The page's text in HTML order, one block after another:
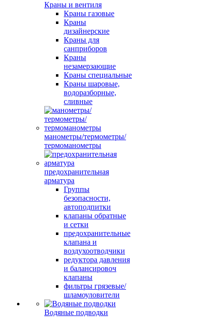
Краны и вентиля
Краны газовые
Краны
дизайнерские
Краны для
санприборов
Краны
незамерзающие
Краны специальные
Краны шаровые,
водоразборные,
сливные
манометры/термометры/
термоманометры
предохранительная
арматура
Группы
безопасности,
автоподпитки
клапаны обратные
и сетки
предохранительные
клапана и
воздухоотводчики
редуктора давления
и балансировоч
клапаны
фильтры грязевые/
шламоуловители
Водяные подводки